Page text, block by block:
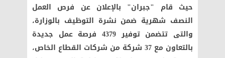
حيث قام "جبران" بالإعلان عن فرص العمل
النصف شهرية ضمن نشرة التوظيف بالوزارة،
والتى تتضمن توفير 4379 فرصة عمل جديدة
بالتعاون مع 37 شركة من شركات القطاع الخاص،